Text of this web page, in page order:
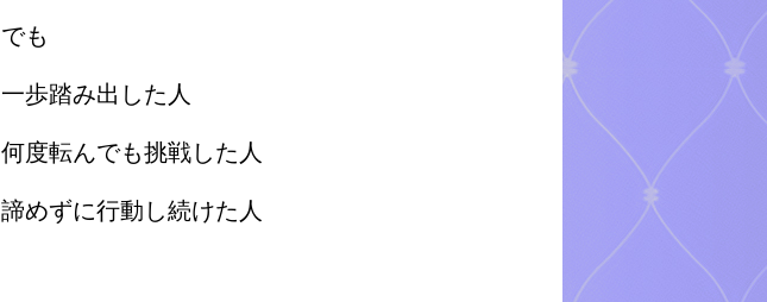
でも
一歩踏み出した人
何度転んでも挑戦した人
諦めずに行動し続けた人